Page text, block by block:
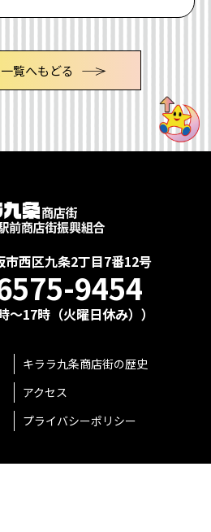
覧へもどる
市西区九条2丁目7番12号
9454
〜17時（火曜日休み））
キララ九条商店街の歴史
アクセス
プライバシーポリシー